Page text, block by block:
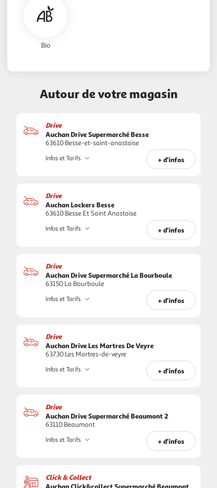
Bio
Autour de votre magasin
Drive
Auchan Drive Supermarché Besse
63610 Besse-et-saint-anastaise
+ d'infos
Infos et Tarifs
Drive
Auchan Lockers Besse
63610 Besse Et Saint Anastaise
+ d'infos
Infos et Tarifs
Drive
Auchan Drive Supermarché La Bourboule
63150 La Bourboule
+ d'infos
Infos et Tarifs
Drive
Auchan Drive Les Martres De Veyre
63730 Les Martres-de-veyre
+ d'infos
Infos et Tarifs
Drive
Auchan Drive Supermarché Beaumont 2
63110 Beaumont
+ d'infos
Infos et Tarifs
Click & Collect